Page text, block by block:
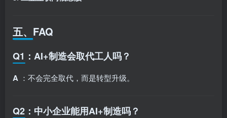
五、FAQ
Q1：AI+制造会取代工人吗？
A ：不会完全取代，而是转型升级。
Q2：中小企业能用AI+制造吗？